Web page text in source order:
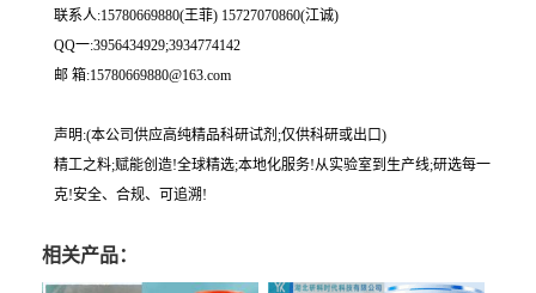
联系人:15780669880(王菲) 15727070860(江诚)
QQ一:3956434929;3934774142
邮 箱:15780669880@163.com
声明:(本公司供应高纯精品科研试剂;仅供科研或出口)
精工之料;赋能创造!全球精选;本地化服务!从实验室到生产线;研选每一
克!安全、合规、可追溯!
相关产品：